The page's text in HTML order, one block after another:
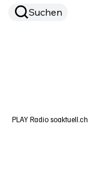
Suchen
PLAY Radio soaktuell.ch